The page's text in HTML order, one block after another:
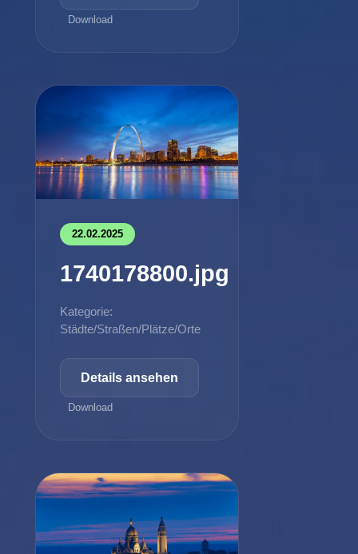
Download
22.02.2025
1740178800.jpg
Kategorie:
Städte/Straßen/Plätze/Orte
Details ansehen
Download